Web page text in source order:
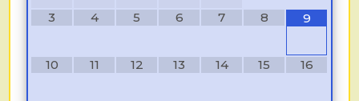
3 4 5 6 7 8 9
10 11 12 13 14 15 16